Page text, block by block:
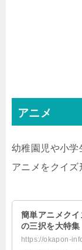
アニメ
幼稚園児や小学
アニメをクイズ
簡単アニメク
の三択を大特集
https://okapon-